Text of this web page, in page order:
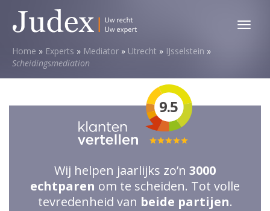
Toggle
Home » Experts » Mediator » Utrecht » IJsselstein »
Scheidingsmediation
9.5
Totale
waardering:
5
van
Wij helpen jaarlijks zo’n 3000
echtparen om te scheiden. Tot volle
tevredenheid van beide partijen.